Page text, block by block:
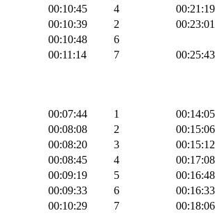
00:10:45 4 00:21:19
00:10:39 2 00:23:01
00:10:48
6
00:11:14 7 00:25:43
00:07:44 1 00:14:05
00:08:08 2 00:15:06
00:08:20 3 00:15:12
00:08:45 4 00:17:08
00:09:19 5 00:16:48
00:09:33 6 00:16:33
00:10:29 7 00:18:06